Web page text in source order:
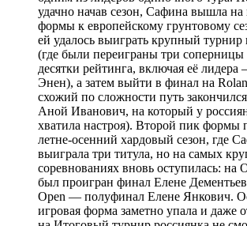
удачно начав сезон, Сафина вышла на
формы к европейскому грунтовому
ей удалось выиграть крупный турнир
(где были переиграны три соперницы
десятки рейтинга, включая её
Энен), а затем выйти в финал на
схожий по сложности путь
Аной Иванович, на который у
хватила настроя). Второй пик формы
летне-осенний хардовый сезон, где
выиграла три титула, но на самых
соревнованиях вновь оступилась: на
был проигран финал Елене
Open — полуфинал Елене Янкович.
игровая форма заметно упала и даже